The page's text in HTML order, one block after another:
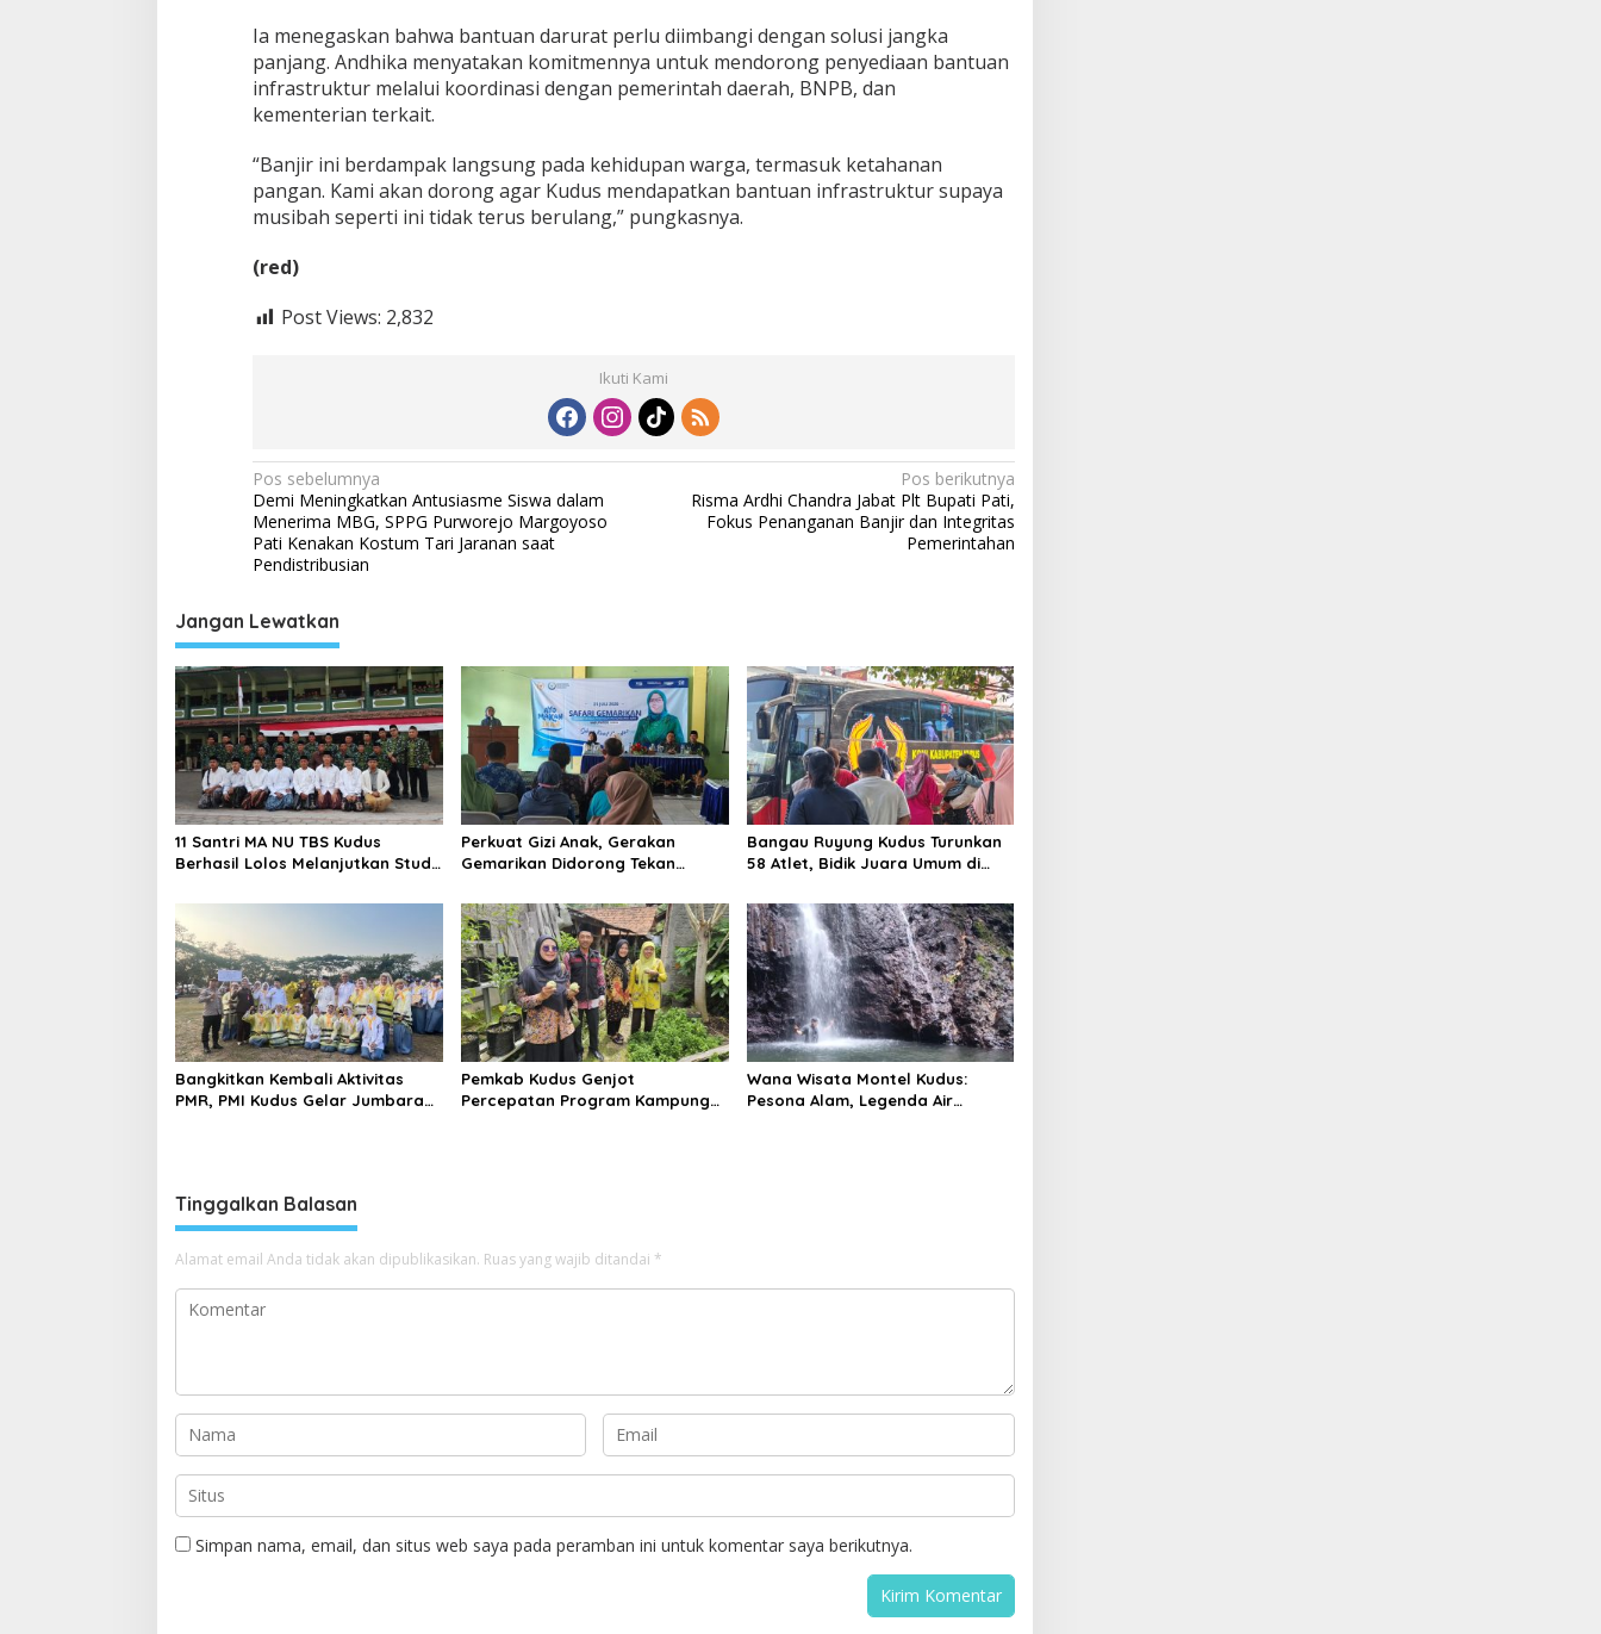
Ia menegaskan bahwa bantuan darurat perlu diimbangi dengan solusi jangka
panjang. Andhika menyatakan komitmennya untuk mendorong penyediaan bantuan
infrastruktur melalui koordinasi dengan pemerintah daerah, BNPB, dan
kementerian terkait.
“Banjir ini berdampak langsung pada kehidupan warga, termasuk ketahanan
pangan. Kami akan dorong agar Kudus mendapatkan bantuan infrastruktur supaya
musibah seperti ini tidak terus berulang,” pungkasnya.
(red)
Post Views: 2,832
Ikuti Kami
N
a
v
i
g
a
s
i
p
o
s
Pos sebelumnya
Demi Meningkatkan Antusiasme Siswa dalam
Menerima MBG, SPPG Purworejo Margoyoso
Pati Kenakan Kostum Tari Jaranan saat
Pendistribusian
Pos berikutnya
Risma Ardhi Chandra Jabat Plt Bupati Pati,
Fokus Penanganan Banjir dan Integritas
Pemerintahan
Jangan Lewatkan
11 Santri MA NU TBS Kudus
Berhasil Lolos Melanjutkan Studi
Perkuat Gizi Anak, Gerakan
Gemarikan Didorong Tekan
Bangau Ruyung Kudus Turunkan
58 Atlet, Bidik Juara Umum di
Bangkitkan Kembali Aktivitas
PMR, PMI Kudus Gelar Jumbara
Pemkab Kudus Genjot
Percepatan Program Kampung
Wana Wisata Montel Kudus:
Pesona Alam, Legenda Air
Tinggalkan Balasan
Alamat email Anda tidak akan dipublikasikan. Ruas yang wajib ditandai *
Simpan nama, email, dan situs web saya pada peramban ini untuk komentar saya berikutnya.